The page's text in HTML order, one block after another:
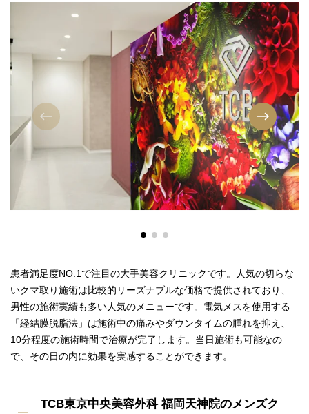
患者満足度NO.1で注目の大手美容クリニックです。人気の切らな
いクマ取り施術は比較的リーズナブルな価格で提供されており、
男性の施術実績も多い人気のメニューです。電気メスを使用する
「経結膜脱脂法」は施術中の痛みやダウンタイムの腫れを抑え、
10分程度の施術時間で治療が完了します。当日施術も可能なの
で、その日の内に効果を実感することができます。
TCB東京中央美容外科 福岡天神院のメンズク